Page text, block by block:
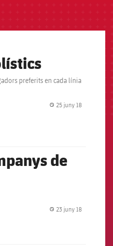
preferits en cada línia
25 juny 18
de
23 juny 18